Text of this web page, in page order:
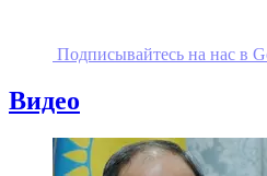
Подписывайтесь на наc в
Видео